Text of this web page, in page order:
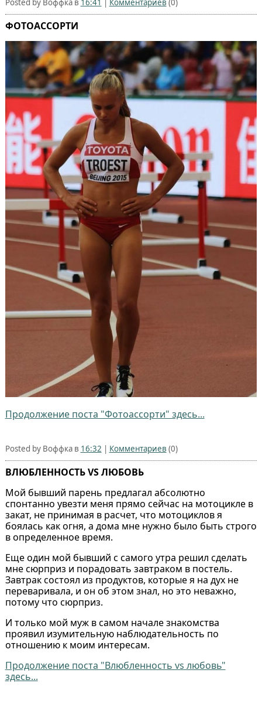
Posted by Воффка в 16:41 | Комментариев (0)
ФОТОАССОРТИ
Продолжение поста "Фотоассорти" здесь...
Posted by Воффка в 16:32 | Комментариев (0)
ВЛЮБЛЕННОСТЬ VS ЛЮБОВЬ
Мой бывший парень предлагал абсолютно
спонтанно увезти меня прямо сейчас на мотоцикле в
закат, не принимая в расчет, что мотоциклов я
боялась как огня, а дома мне нужно было быть строго
в определенное время.
Еще один мой бывший с самого утра решил сделать
мне сюрприз и порадовать завтраком в постель.
Завтрак состоял из продуктов, которые я на дух не
переваривала, и он об этом знал, но это неважно,
потому что сюрприз.
И только мой муж в самом начале знакомства
проявил изумительную наблюдательность по
отношению к моим интересам.
Продолжение поста "Влюбленность vs любовь"
здесь...